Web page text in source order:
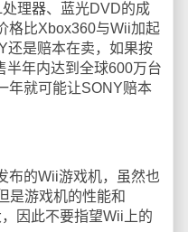
理器、蓝光DVD的成
格比Xbox360与Wii加起
还是赔本在卖，如果按
半年内达到全球600万台
年就可能让SONY赔本
的Wii游戏机，虽然也
是游戏机的性能和
因此不要指望Wii上的